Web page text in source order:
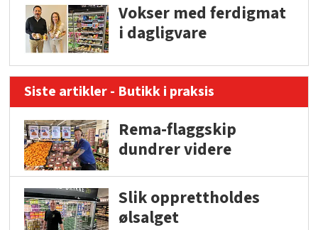
Vokser med ferdigmat
i dagligvare
Siste artikler - Butikk i praksis
Rema-flaggskip
dundrer videre
Slik opprettholdes
ølsalget